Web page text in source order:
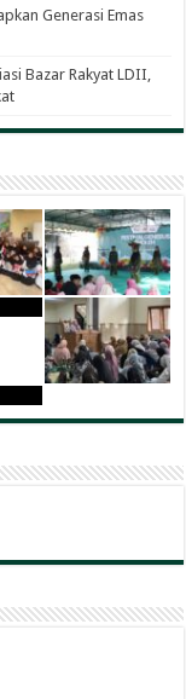
Generasi Emas
Bazar Rakyat LDII,